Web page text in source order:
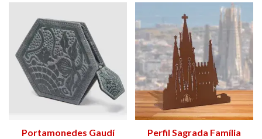
Portamonedes Gaudí
Perfil Sagrada Família